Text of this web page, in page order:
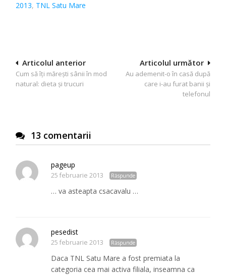
2013, TNL Satu Mare
Navigare
în
Articolul următor
Au ademenit-o în casă după
care i-au furat banii și
telefonul
Articolul anterior
Cum să îţi măreşti sânii în mod
natural: dieta şi trucuri
13 comentarii
pageup
25 februarie 2013 Răspunde
… va asteapta csacavalu …
pesedist
25 februarie 2013 Răspunde
Daca TNL Satu Mare a fost premiata la
categoria cea mai activa filiala, inseamna ca